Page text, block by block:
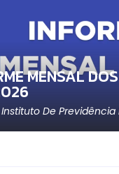
MENSAL
Instituto De